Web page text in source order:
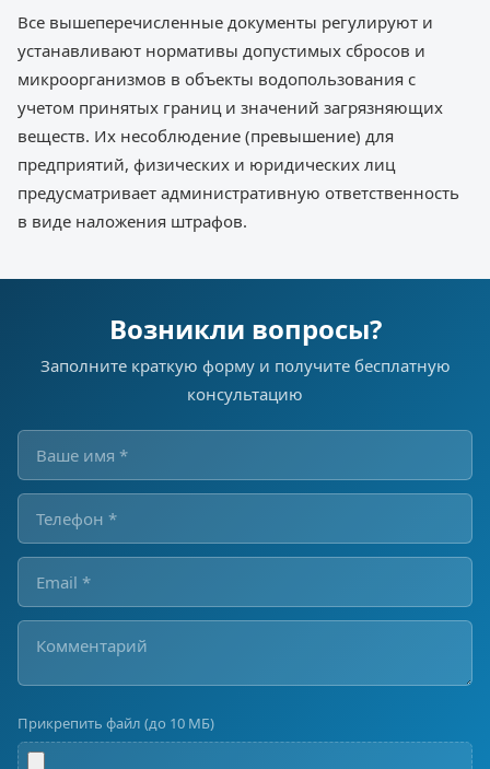
Все вышеперечисленные документы регулируют и
устанавливают нормативы допустимых сбросов и
микроорганизмов в объекты водопользования с
учетом принятых границ и значений загрязняющих
веществ. Их несоблюдение (превышение) для
предприятий, физических и юридических лиц
предусматривает административную ответственность
в виде наложения штрафов.
Возникли вопросы?
Заполните краткую форму и получите бесплатную
консультацию
Прикрепить файл (до 10 МБ)